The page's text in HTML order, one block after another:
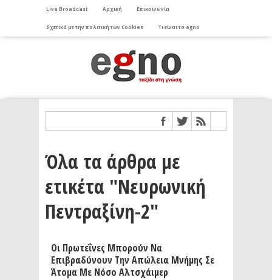
Live Broadcast Αρχική Επικοινωνία
Σχετικά με την πολιτική των Cookies Τι είναι το egno
Όλα τα άρθρα με
ετικέτα "Νευρωνική
Πεντραξίνη-2"
Οι Πρωτεΐνες Μπορούν Να
Επιβραδύνουν Την Απώλεια Μνήμης Σε
Άτομα Με Νόσο Αλτσχάιμερ